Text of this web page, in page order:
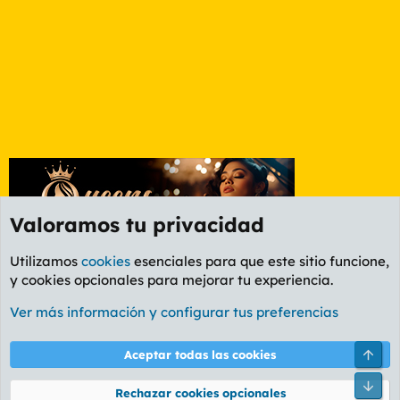
Foro Política
Cookies
PL OLDSTYLE AMARILLO
Términos y reglas Política de privacidad Ayuda
Valoramos tu privacidad
Utilizamos cookies esenciales para que este sitio funcione,
y cookies opcionales para mejorar tu experiencia.
Ver más información y configurar tus preferencias
Aceptar todas las cookies
Rechazar cookies opcionales
Pie